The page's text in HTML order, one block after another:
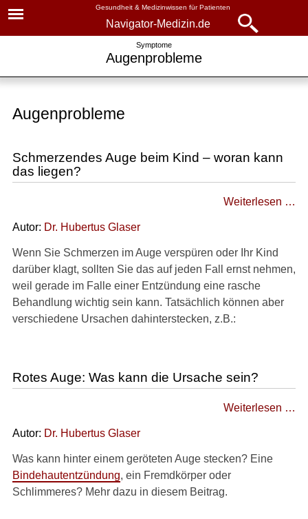
Gesundheit & Medizinwissen für Patienten
Navigator-Medizin.de
Symptome
Augenprobleme
Augenprobleme
Schmerzendes Auge beim Kind – woran kann
das liegen?
Weiterlesen …
Autor: Dr. Hubertus Glaser
Wenn Sie Schmerzen im Auge verspüren oder Ihr Kind
darüber klagt, sollten Sie das auf jeden Fall ernst nehmen,
weil gerade im Falle einer Entzündung eine rasche
Behandlung wichtig sein kann. Tatsächlich können aber
verschiedene Ursachen dahinterstecken, z.B.:
Rotes Auge: Was kann die Ursache sein?
Weiterlesen …
Autor: Dr. Hubertus Glaser
Was kann hinter einem geröteten Auge stecken? Eine
Bindehautentzündung, ein Fremdkörper oder
Schlimmeres? Mehr dazu in diesem Beitrag.
► News
► Krankheiten
► Diagnostik & Laborwerte
► Therapieverfahren
► Gesundheitsthemen
▾
Augenprobleme
Rotes Auge
Tränendes Auge
Verschiedene
Augensymptome
Plötzliche Schmerzen im
Auge
Krankheiten
Diagnostik
&
Laborwerte